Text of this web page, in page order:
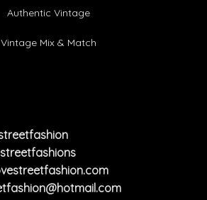
Authentic Vintage
Vintage Mix & Match